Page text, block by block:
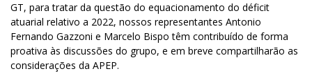
GT, para tratar da questão do equacionamento do déficit
atuarial relativo a 2022, nossos representantes Antonio
Fernando Gazzoni e Marcelo Bispo têm contribuído de forma
proativa às discussões do grupo, e em breve compartilharão as
considerações da APEP.